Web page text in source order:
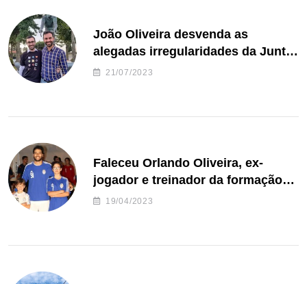
João Oliveira desvenda as
alegadas irregularidades da Junta
de Freguesia S. João de Ver
21/07/2023
Faleceu Orlando Oliveira, ex-
jogador e treinador da formação
de andebol do Feirense
19/04/2023